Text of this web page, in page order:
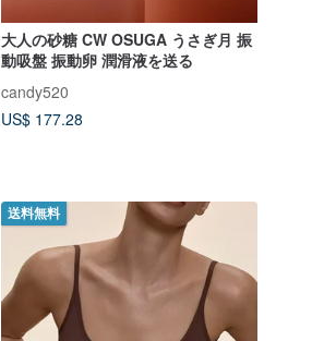
大人の砂糖 CW OSUGA うさぎ月 振
動吸盤 振動卵 潤滑液を送る
candy520
US$ 177.28
送料無料